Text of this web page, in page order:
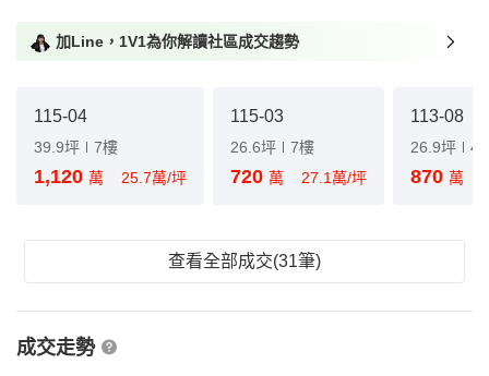
加Line，1V1為你解讀社區成交趨勢
115-04
39.9坪 7樓
1,120 萬 25.7萬/坪
115-03
26.6坪 7樓
720 萬 27.1萬/坪
113-08
26.9坪 4
870 萬
查看全部成交(31筆)
成交走勢